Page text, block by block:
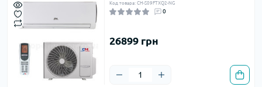
Код товара: CH-S09FTXQ2-NG
0
26899 грн